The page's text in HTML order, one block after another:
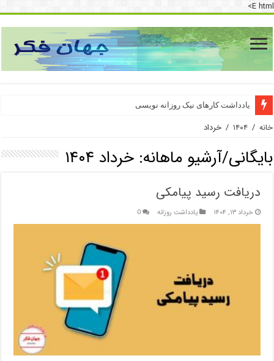
E html>
یادداشت کارهای نیک روزانه نویسی
خانه / ۱۴۰۴ / خرداد
بایگانی/آرشیو ماهانه:خرداد ۱۴۰۴
دریافت رسید پیامکی
خرداد ۱۳, ۱۴۰۴ یادداشت روزانه 0